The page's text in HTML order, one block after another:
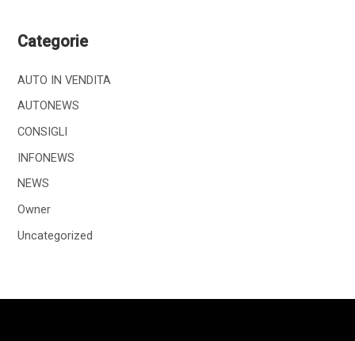
Categorie
AUTO IN VENDITA
AUTONEWS
CONSIGLI
INFONEWS
NEWS
Owner
Uncategorized